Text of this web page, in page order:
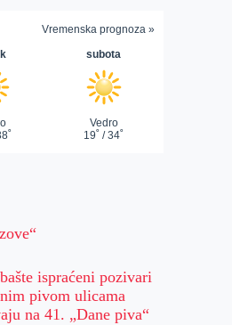
ispraćeni pozivari
pivom ulicama
na 41. „Dane piva“